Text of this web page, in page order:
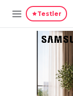
Testler